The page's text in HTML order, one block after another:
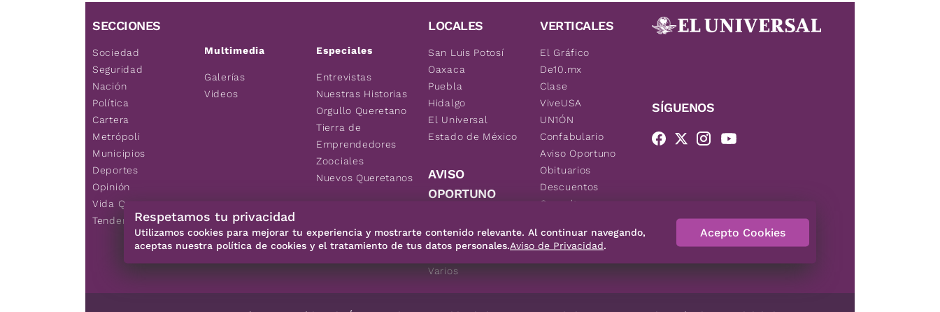
SECCIONES
Sociedad
Seguridad
Nación
Política
Cartera
Metrópoli
Municipios
Deportes
Opinión
Vida Q
Tendencias
Multimedia
Galerías
Videos
Especiales
Entrevistas
Nuestras Historias
Orgullo Queretano
Tierra de
Emprendedores
Zoociales
Nuevos Queretanos
LOCALES
San Luis Potosí
Oaxaca
Puebla
Hidalgo
El Universal
Estado de México
AVISO
OPORTUNO
Empleos
Vehículos
Varios
VERTICALES
El Gráfico
De10.mx
Clase
ViveUSA
UN1ÓN
Confabulario
Aviso Oportuno
Obituarios
Descuentos
Consultas
SÍGUENOS
Respetamos tu privacidad
Utilizamos cookies para mejorar tu experiencia y mostrarte contenido relevante. Al continuar navegando,
aceptas nuestra política de cookies y el tratamiento de tus datos personales.Aviso de Privacidad.
Acepto Cookies